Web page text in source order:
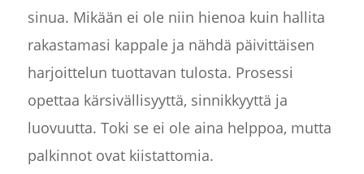
sinua. Mikään ei ole niin hienoa kuin hallita
rakastamasi kappale ja nähdä päivittäisen
harjoittelun tuottavan tulosta. Prosessi
opettaa kärsivällisyyttä, sinnikkyyttä ja
luovuutta. Toki se ei ole aina helppoa, mutta
palkinnot ovat kiistattomia.